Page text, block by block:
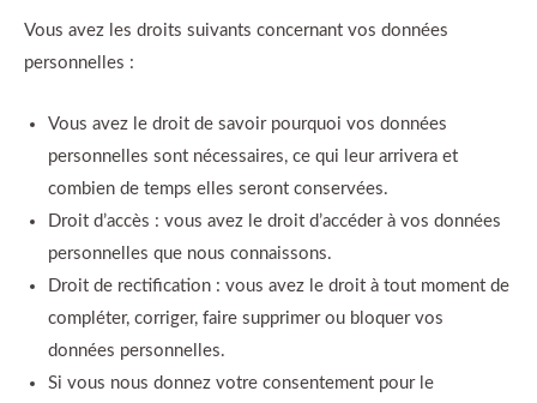
Vous avez les droits suivants concernant vos données
personnelles :
Vous avez le droit de savoir pourquoi vos données
personnelles sont nécessaires, ce qui leur arrivera et
combien de temps elles seront conservées.
Droit d’accès : vous avez le droit d’accéder à vos données
personnelles que nous connaissons.
Droit de rectification : vous avez le droit à tout moment de
compléter, corriger, faire supprimer ou bloquer vos
données personnelles.
Si vous nous donnez votre consentement pour le